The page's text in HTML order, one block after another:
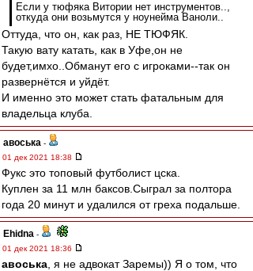
Если у тюфяка Витории нет инструментов..,
откуда они возьмутся у ноунейма Ваноли..
Оттуда, что он, как раз, НЕ ТЮФЯК.
Такую вату катать, как в Уфе,он не
будет,имхо..Обманут его с игроками--так он
развернётся и уйдёт.
И именно это может стать фатальным для
владельца клуба.
авоська -
01 дек 2021 18:38
Фукс это топовый футболист цска.
Куплен за 11 млн баксов.Сыграл за полтора
года 20 минут и удалился от греха подальше.
Ehidna -
01 дек 2021 18:36
авоська , я не адвокат Заремы)) Я о том, что